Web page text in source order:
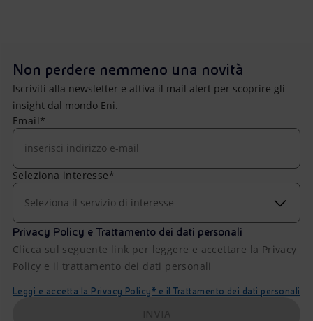
Non perdere nemmeno una novità
Iscriviti alla newsletter e attiva il mail alert per scoprire gli
insight dal mondo Eni.
Email*
Seleziona interesse*
Seleziona il servizio di interesse
Privacy Policy e Trattamento dei dati personali
Clicca sul seguente link per leggere e accettare la Privacy
Policy e il trattamento dei dati personali
Leggi e accetta la Privacy Policy* e il Trattamento dei dati personali